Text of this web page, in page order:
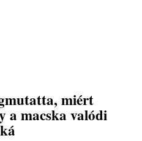
miért
a macska valódi